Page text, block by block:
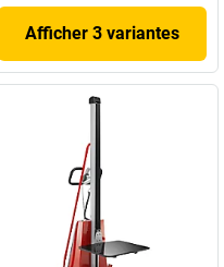
Afficher 3 variantes